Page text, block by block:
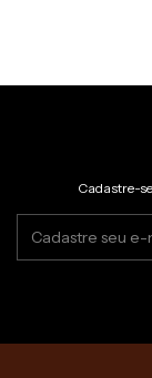
Cadastre-